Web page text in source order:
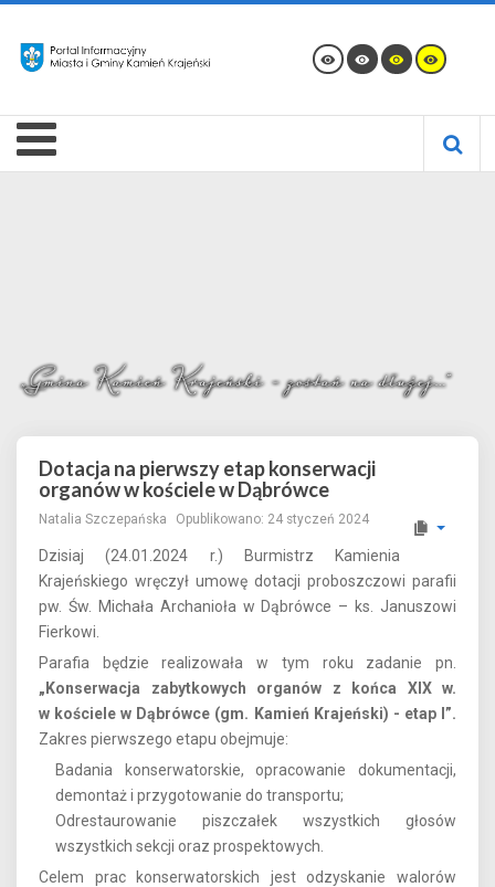
Dotacja na pierwszy etap konserwacji
organów w kościele w Dąbrówce
Natalia Szczepańska Opublikowano: 24 styczeń 2024
Dzisiaj (24.01.2024 r.) Burmistrz Kamienia
Krajeńskiego wręczył umowę dotacji proboszczowi parafii
pw. Św. Michała Archanioła w Dąbrówce – ks. Januszowi
Fierkowi.
Parafia będzie realizowała w tym roku zadanie pn.
„Konserwacja zabytkowych organów z końca XIX w.
w kościele w Dąbrówce (gm. Kamień Krajeński) - etap I”.
Zakres pierwszego etapu obejmuje:
Badania konserwatorskie, opracowanie dokumentacji,
demontaż i przygotowanie do transportu;
Odrestaurowanie piszczałek wszystkich głosów
wszystkich sekcji oraz prospektowych.
Celem prac konserwatorskich jest odzyskanie walorów